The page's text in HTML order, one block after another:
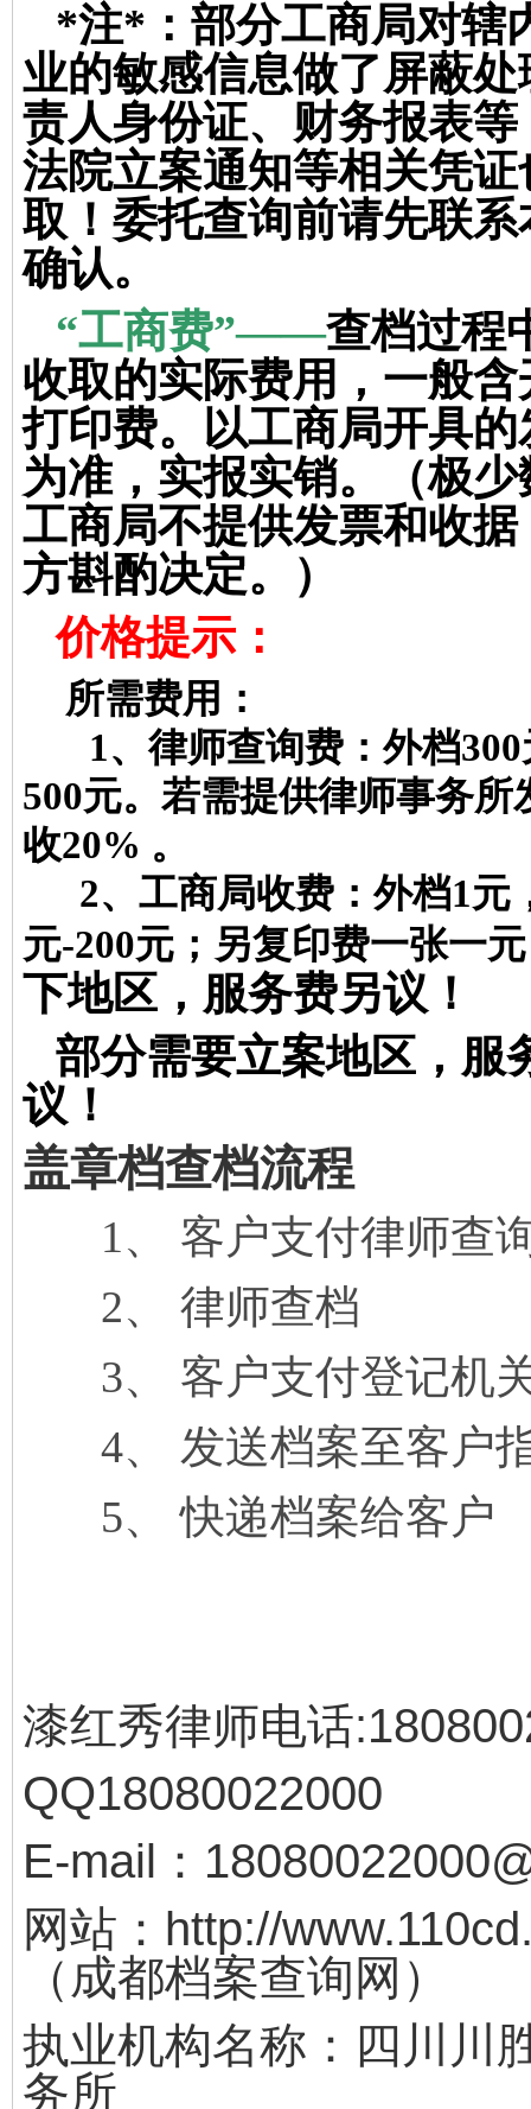
*注* ：部分工商局对辖
业的敏感信息做了屏蔽处
责人身份证、财务报表等
法院立案通知等相关凭证
取！委托查询前请先联系
确认。
“工商费”——查档过程
收取的实际费用，一般
打印费。以工商局开具的
为准，实报实销。（极
工商局不提供发票和收据
方斟酌决定。）
价格提示：
所需费用：
1、律师查询费：外档300
500元。若需提供律师事务所
收20% 。
2、工商局收费：外档1元
元-200元；另复印费一张一元
下地区，服务费另议！
部分需要立案地区，服
议！
盖章档查档流程
1、 客户支付律师查
2、 律师查档
3、 客户支付登记机
4、 发送档案至客户
5、 快递档案给客户
漆红秀律师电话
QQ18080022000
E-mail：
网站： http://
（成都档案查询网）
执业机构名称：四川川
务所